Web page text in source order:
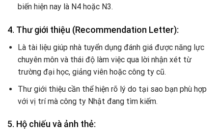
biến hiện nay là N4 hoặc N3.
4. Thư giới thiệu (Recommendation Letter):
Là tài liệu giúp nhà tuyển dụng đánh giá được năng lực
chuyên môn và thái độ làm việc qua lời nhận xét từ
trường đại học, giảng viên hoặc công ty cũ.
Thư giới thiệu cần thể hiện rõ lý do tại sao bạn phù hợp
với vị trí mà công ty Nhật đang tìm kiếm.
5. Hộ chiếu và ảnh thẻ: